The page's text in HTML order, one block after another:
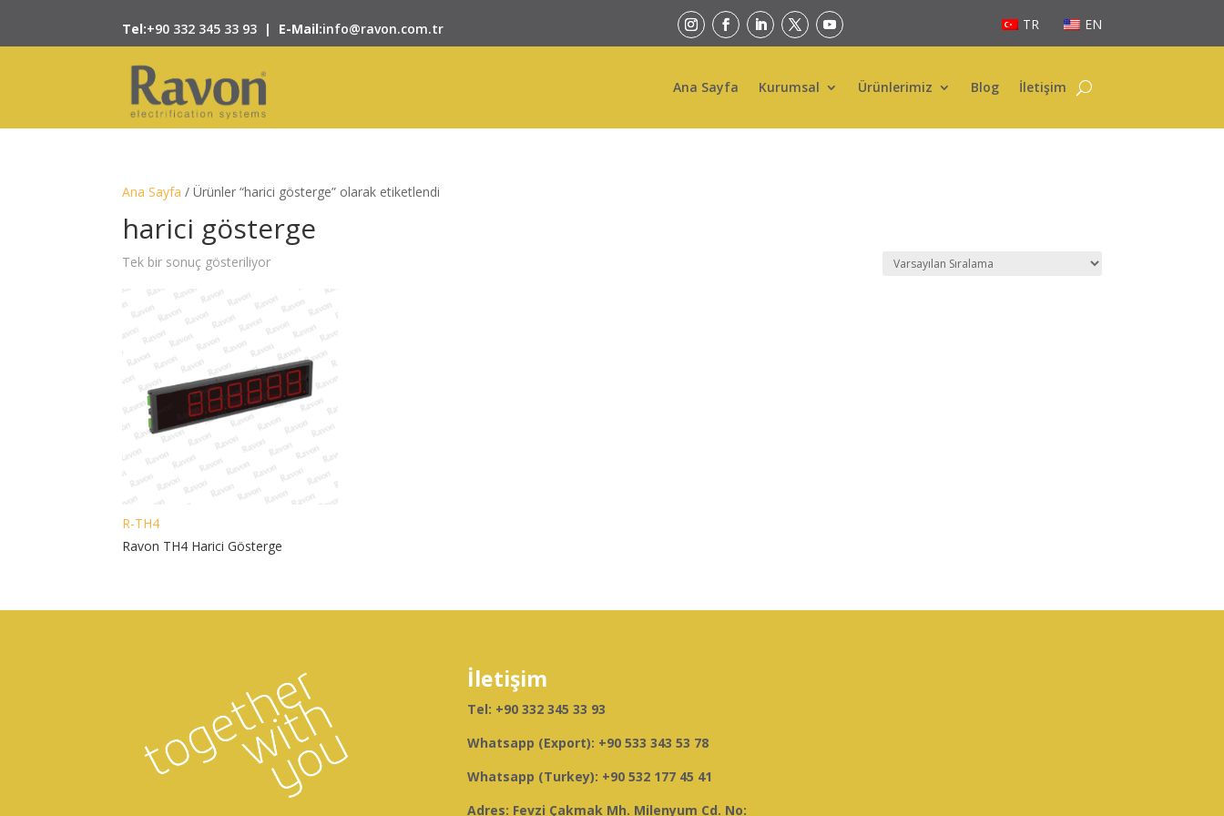
Tel:+90 332 345 33 93 | E-Mail:info@ravon.com.tr TR EN
Ana Sayfa Kurumsal Ürünlerimiz Blog İletişim
Ana Sayfa / Ürünler “harici gösterge” olarak etiketlendi
harici gösterge
Tek bir sonuç gösteriliyor
R-TH4
Ravon TH4 Harici Gösterge
İletişim
Tel: +90 332 345 33 93
Whatsapp (Export): +90 533 343 53 78
Whatsapp (Turkey): +90 532 177 45 41
Adres: Fevzi Çakmak Mh. Milenyum Cd. No: